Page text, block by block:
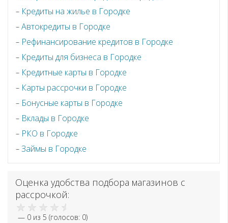
Кредиты на жилье в Городке
Автокредиты в Городке
Рефинансирование кредитов в Городке
Кредиты для бизнеса в Городке
Кредитные карты в Городке
Карты рассрочки в Городке
Бонусные карты в Городке
Вклады в Городке
РКО в Городке
Займы в Городке
Оценка удобства подбора магазинов с
рассрочкой:
— 0 из 5 (голосов: 0)